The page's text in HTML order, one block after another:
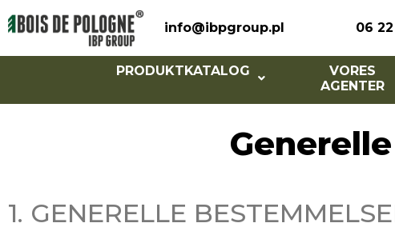
info@ibpgroup.pl 06
PRODUKTKATALOG
VORES
AGENTER
1. GENERELLE